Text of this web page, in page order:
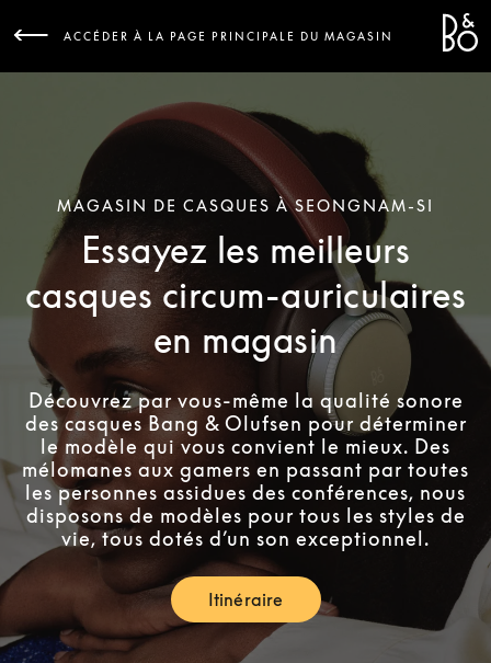
ACCÉDER À LA PAGE PRINCIPALE DU MAGASIN
MAGASIN DE CASQUES À SEONGNAM-SI
Essayez les meilleurs
casques circum-auriculaires
en magasin
Découvrez par vous-même la qualité sonore
des casques Bang & Olufsen pour déterminer
le modèle qui vous convient le mieux. Des
mélomanes aux gamers en passant par toutes
les personnes assidues des conférences, nous
disposons de modèles pour tous les styles de
vie, tous dotés d’un son exceptionnel.
ItinéraireLink Opens in New Tab